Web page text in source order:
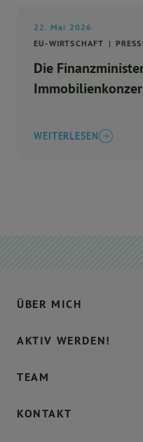
22. Mai 2026
EU-WIRTSCHAFT
Die
WEITERLESEN
ÜBER MICH
AKTIV WERDEN!
TEAM
KONTAKT